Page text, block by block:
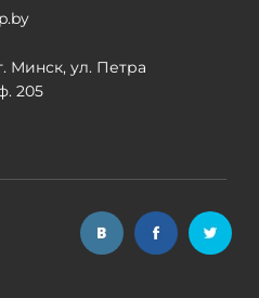
Минск, ул. Петра
205